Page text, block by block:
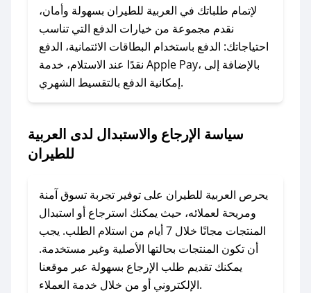
لا تقلق! يمكنك التواصل مع فريق دعم صحصح عبر
الرسائل الخاصة على تويتر أو البريد الإلكتروني،
وسنقوم بحل المشكلة في أسرع وقت ممكن.
### ماذا أفعل إذا لم أجد كود خصم لمتجري
المفضل؟
مراسلتنا مباشرة وسنعمل على توفير الكوبونات في
أسرع وقت ممكن.
### كيف تحصل على كوبونات خصم حصرية من
العربية للطيران؟
للحصول على كوبونات وخصومات حصرية، قم بما
يلي:
- اضغط على أيقونة متابعة لمتجر العربية للطيران
في تطبيق صحصح.
لإتمام طلباتك في العربية للطيران بسهولة وأمان،
نقدم مجموعة من خيارات الدفع التي تناسب
احتياجاتك: الدفع باستخدام البطاقات الائتمانية، الدفع
نقدًا عند الاستلام، خدمة Apple Pay، بالإضافة إلى
إمكانية الدفع بالتقسيط الشهري.
سياسة الإرجاع والاستبدال لدى العربية
للطيران
يحرص العربية للطيران على توفير تجربة تسوق آمنة
ومريحة لعملائه، حيث يمكنك استرجاع أو استبدال
المنتجات مجانًا خلال 7 أيام من استلام الطلب. يجب
أن تكون المنتجات بحالتها الأصلية وغير مستخدمة.
يمكنك تقديم طلب الإرجاع بسهولة عبر موقعنا
الإلكتروني أو من خلال خدمة العملاء.